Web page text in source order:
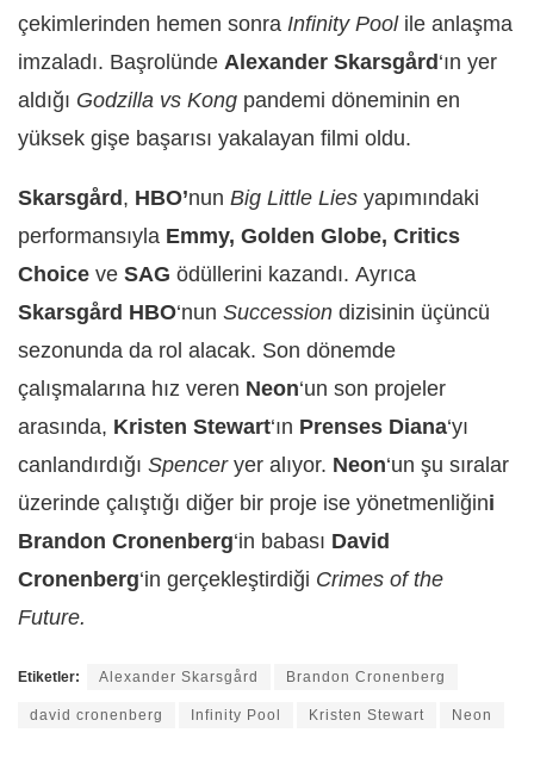
çekimlerinden hemen sonra Infinity Poolile anlaşma
imzaladı. Başrolünde Alexander Skarsgård ‘ın yer
aldığı Godzilla vs Kong pandemi döneminin en
yüksek gişe başarısı yakalayan filmi oldu.
Skarsgård , HBO’nun Big Little Lies yapımındaki
performansıyla Emmy, Golden Globe, Critics
Choice ve SAG ödüllerini kazandı. Ayrıca
Skarsgård HBO‘nun Succession dizisinin üçüncü
sezonunda da rol alacak. Son dönemde
çalışmalarına hız veren Neon‘un son projeler
arasında, Kristen Stewart‘ın Prenses Diana‘yı
canlandırdığı Spenceryer alıyor. Neon‘un şu sıralar
üzerinde çalıştığı diğer bir proje ise yönetmenliğini
Brandon Cronenberg‘in babası David
Cronenberg‘in gerçekleştirdiği Crimes of the
Future.
Etiketler: Alexander Skarsgård Brandon Cronenberg
david cronenberg Infinity Pool Kristen Stewart Neon